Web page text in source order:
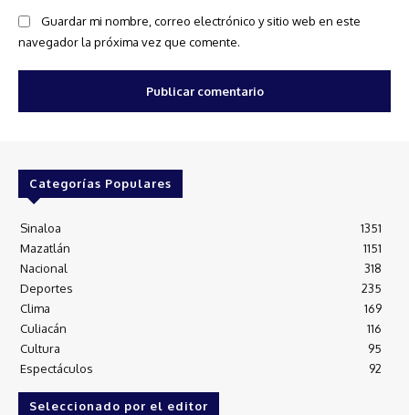
Guardar mi nombre, correo electrónico y sitio web en este
navegador la próxima vez que comente.
Categorías Populares
Sinaloa
1351
Mazatlán
1151
Nacional
318
Deportes
235
Clima
169
Culiacán
116
Cultura
95
Espectáculos
92
Seleccionado por el editor